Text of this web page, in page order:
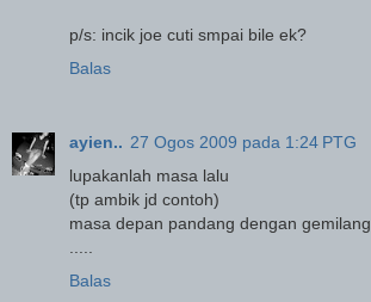
p/s: incik joe cuti smpai bile ek?
Balas
ayien.. 27 Ogos 2009 pada 1:24 PTG
lupakanlah masa lalu
(tp ambik jd contoh)
masa depan pandang dengan gemilang
Balas